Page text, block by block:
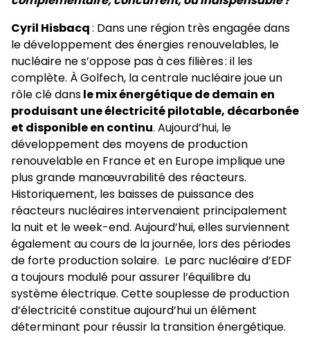
Cyril Hisbacq: Dans une région très engagée dans
le développement des énergies renouvelables, le
nucléaire ne s’oppose pas à ces filières : il les
complète. À Golfech, la centrale nucléaire joue un
rôle clé dansle mix énergétique de demain en
produisant une électricité pilotable, décarbonée
et disponible en continu. Aujourd’hui, le
développement des moyens de production
renouvelable en France et en Europe implique une
plus grande manœuvrabilité des réacteurs.
Historiquement, les baisses de puissance des
réacteurs nucléaires intervenaient principalement
la nuit et le week-end. Aujourd’hui, elles surviennent
également au cours de la journée, lors des périodes
de forte production solaire. Le parc nucléaire d’EDF
a toujours modulé pour assurer l’équilibre du
système électrique. Cette souplesse de production
d’électricité constitue aujourd’hui un élément
déterminant pour réussir la transition énergétique.